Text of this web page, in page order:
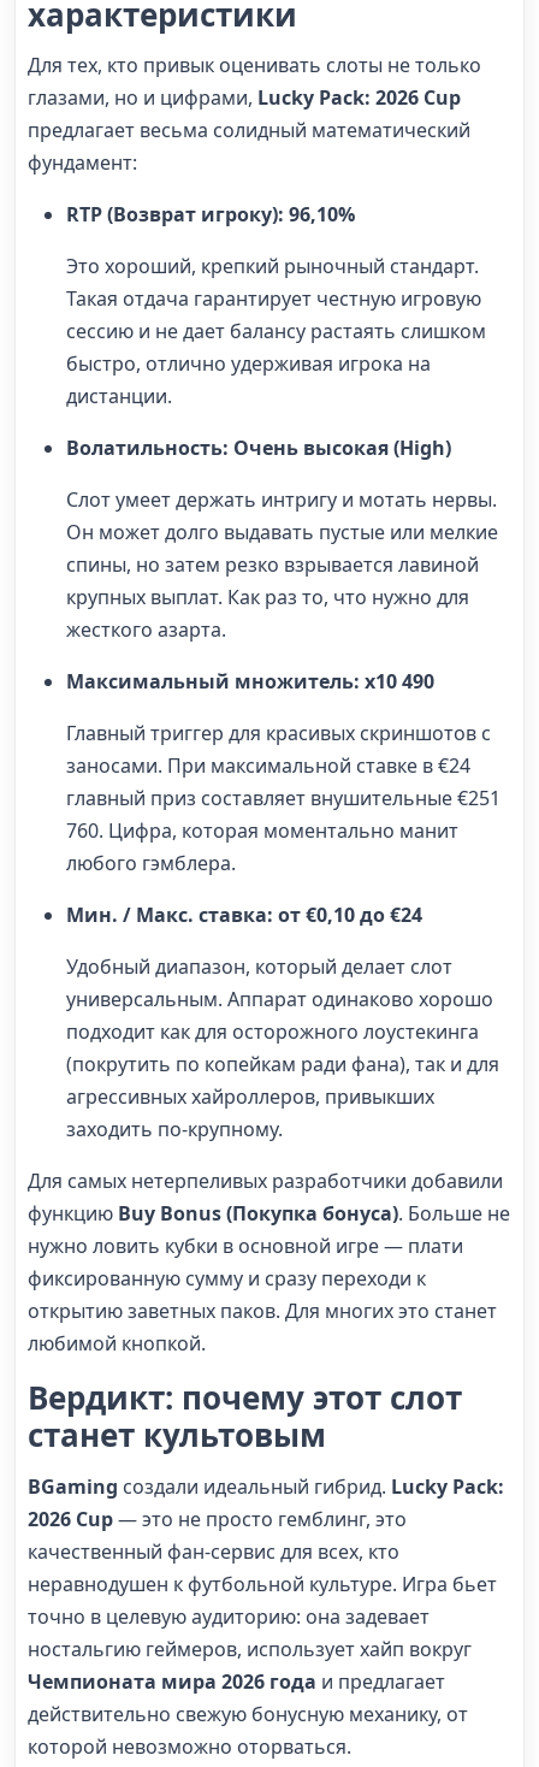
характеристики
Для тех, кто привык оценивать слоты не только
глазами, но и цифрами, Lucky Pack: 2026 Cup
предлагает весьма солидный математический
фундамент:
RTP (Возврат игроку): 96,10%
Это хороший, крепкий рыночный стандарт.
Такая отдача гарантирует честную игровую
сессию и не дает балансу растаять слишком
быстро, отлично удерживая игрока на
дистанции.
Волатильность: Очень высокая (High)
Слот умеет держать интригу и мотать нервы.
Он может долго выдавать пустые или мелкие
спины, но затем резко взрывается лавиной
крупных выплат. Как раз то, что нужно для
жесткого азарта.
Максимальный множитель: x10 490
Главный триггер для красивых скриншотов с
заносами. При максимальной ставке в €24
главный приз составляет внушительные €251
760. Цифра, которая моментально манит
любого гэмблера.
Мин. / Макс. ставка: от €0,10 до €24
Удобный диапазон, который делает слот
универсальным. Аппарат одинаково хорошо
подходит как для осторожного лоустекинга
(покрутить по копейкам ради фана), так и для
агрессивных хайроллеров, привыкших
заходить по-крупному.
Для самых нетерпеливых разработчики добавили
функцию Buy Bonus (Покупка бонуса). Больше не
нужно ловить кубки в основной игре — плати
фиксированную сумму и сразу переходи к
открытию заветных паков. Для многих это станет
любимой кнопкой.
Вердикт: почему этот слот
станет культовым
BGaming создали идеальный гибрид. Lucky Pack:
2026 Cup— это не просто гемблинг, это
качественный фан-сервис для всех, кто
неравнодушен к футбольной культуре. Игра бьет
точно в целевую аудиторию: она задевает
ностальгию геймеров, использует хайп вокруг
Чемпионата мира 2026 года и предлагает
действительно свежую бонусную механику, от
которой невозможно оторваться.